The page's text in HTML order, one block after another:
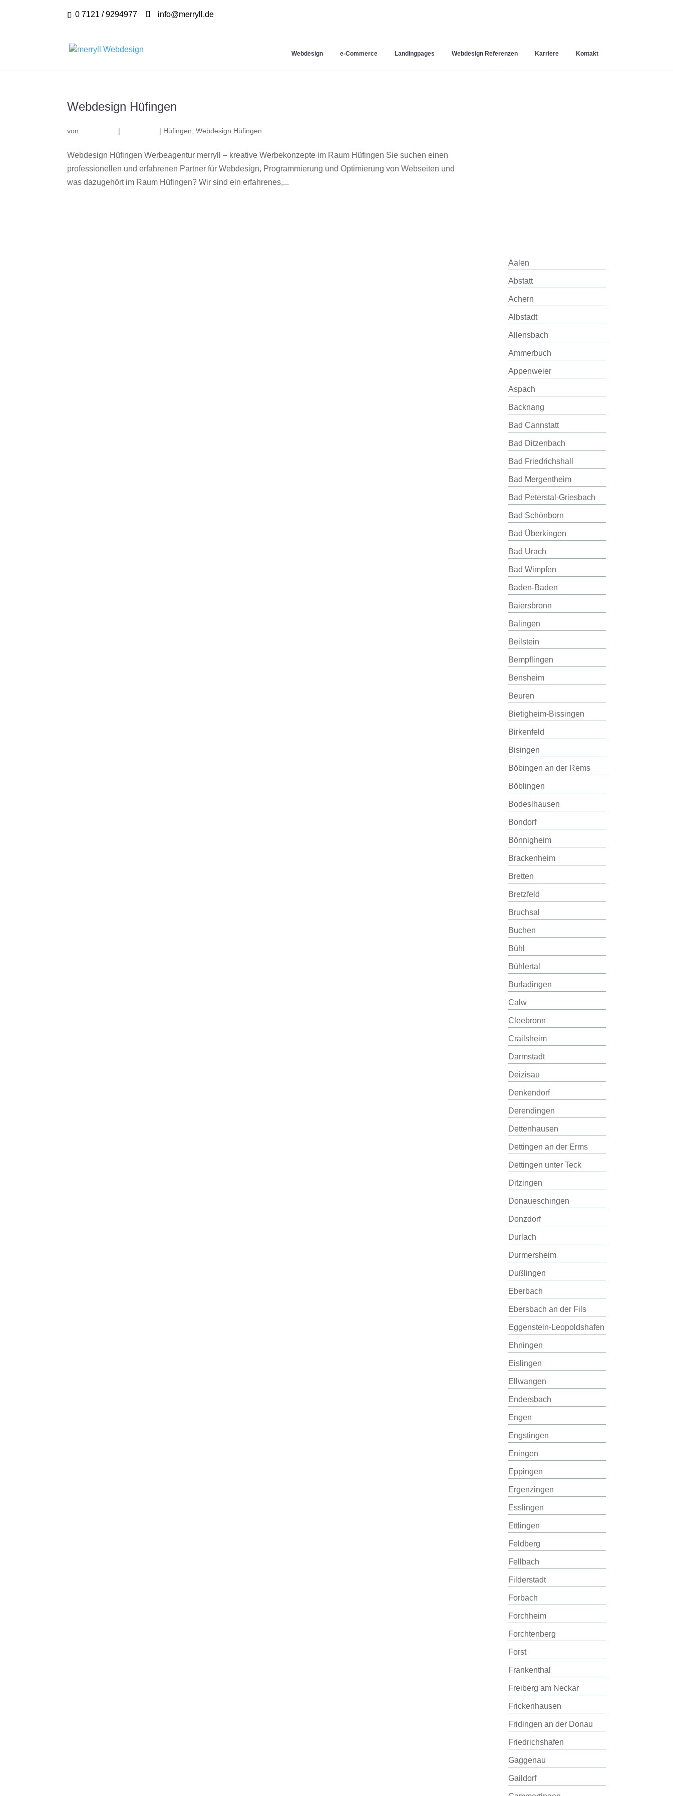
0 7121 / 9294977 info@merryll.de
Webdesign e-Commerce Landingpages Webdesign Referenzen Karriere Kontakt
Webdesign Hüfingen
von | | Hüfingen ,Webdesign Hüfingen
Webdesign Hüfingen Werbeagentur merryll – kreative Werbekonzepte im Raum Hüfingen Sie suchen einen
professionellen und erfahrenen Partner für Webdesign, Programmierung und Optimierung von Webseiten und
was dazugehört im Raum Hüfingen? Wir sind ein erfahrenes,...
Aalen
Abstatt
Achern
Albstadt
Allensbach
Ammerbuch
Appenweier
Aspach
Backnang
Bad Cannstatt
Bad Ditzenbach
Bad Friedrichshall
Bad Mergentheim
Bad Peterstal-Griesbach
Bad Schönborn
Bad Überkingen
Bad Urach
Bad Wimpfen
Baden-Baden
Baiersbronn
Balingen
Beilstein
Bempflingen
Bensheim
Beuren
Bietigheim-Bissingen
Birkenfeld
Bisingen
Böbingen an der Rems
Böblingen
Bodeslhausen
Bondorf
Bönnigheim
Brackenheim
Bretten
Bretzfeld
Bruchsal
Buchen
Bühl
Bühlertal
Burladingen
Calw
Cleebronn
Crailsheim
Darmstadt
Deizisau
Denkendorf
Derendingen
Dettenhausen
Dettingen an der Erms
Dettingen unter Teck
Ditzingen
Donaueschingen
Donzdorf
Durlach
Durmersheim
Dußlingen
Eberbach
Ebersbach an der Fils
Eggenstein-Leopoldshafen
Ehningen
Eislingen
Ellwangen
Endersbach
Engen
Engstingen
Eningen
Eppingen
Ergenzingen
Esslingen
Ettlingen
Feldberg
Fellbach
Filderstadt
Forbach
Forchheim
Forchtenberg
Forst
Frankenthal
Freiberg am Neckar
Frickenhausen
Fridingen an der Donau
Friedrichshafen
Gaggenau
Gaildorf